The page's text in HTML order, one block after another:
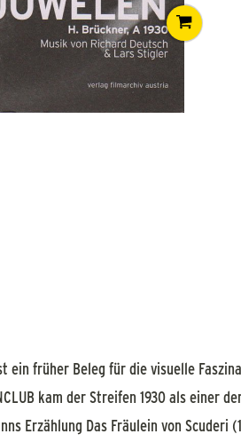
ein früher Beleg für die visuelle
kam der Streifen 1930 als einer
Erzählung Das Fräulein von